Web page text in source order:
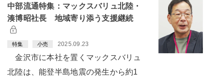
中部流通特集：マックスバリュ北陸・
湊博昭社長 地域寄り添う支援継続
特集 小売 2025.09.23
金沢市に本社を置くマックスバリュ
北陸は、能登半島地震の発生から約1